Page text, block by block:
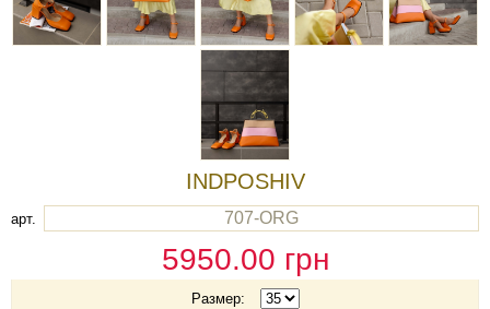
INDPOSHIV
арт. 707-ORG
5950.00 грн
Размер: